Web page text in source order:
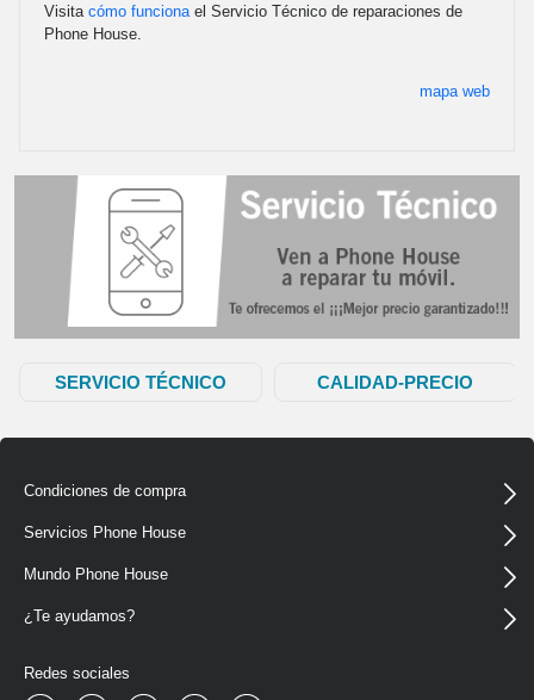
Visita cómo funciona el Servicio Técnico de reparaciones de
Phone House.
mapa web
SERVICIO TÉCNICO CALIDAD-PRECIO
Condiciones de compra
Servicios Phone House
Mundo Phone House
¿Te ayudamos?
Redes sociales